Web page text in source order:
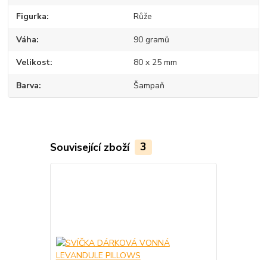
Figurka Růže
Váha 90 gramů
Velikost 80 x 25 mm
Barva Šampaň
Související zboží 3